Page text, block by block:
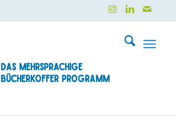
Das mehrsprachige
Bücherkoffer Programm